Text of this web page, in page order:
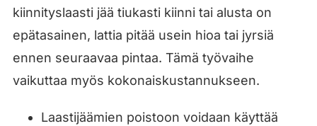
kiinnityslaasti jää tiukasti kiinni tai alusta on
epätasainen, lattia pitää usein hioa tai jyrsiä
ennen seuraavaa pintaa. Tämä työvaihe
vaikuttaa myös kokonaiskustannukseen.
Laastijäämien poistoon voidaan käyttää